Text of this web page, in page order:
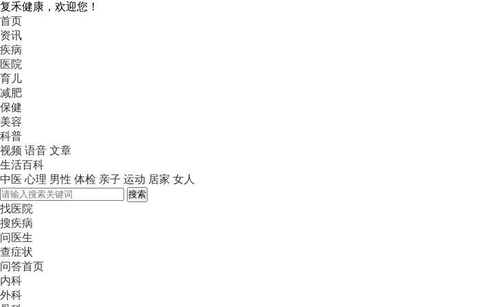
复禾健康，欢迎您！
首页
资讯
疾病
医院
育儿
减肥
保健
美容
科普
视频 语音 文章
生活百科
中医 心理 男性 体检 亲子 运动 居家 女人
搜索
找医院
搜疾病
问医生
查症状
问答首页
内科
外科